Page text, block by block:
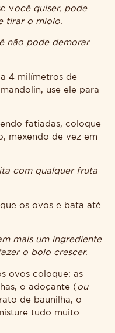
você quiser, pode
tirar o miolo.
não pode demorar
4 milímetros de
use ele para
fatiadas, coloque
mexendo de vez em
com qualquer fruta
os ovos e bata até
mais um ingrediente
o bolo crescer.
ovos coloque: as
o adoçante ( ou
de baunilha, o
tudo muito